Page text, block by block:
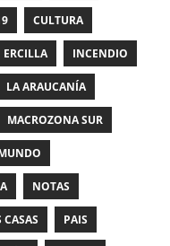
CULTURA
ERCILLA INCENDIO
LA ARAUCANÍA
MACROZONA SUR
NOTAS
CASAS PAIS